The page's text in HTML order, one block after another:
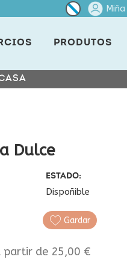
PRODUTOS
Dulce
ESTADO:
Dispoñible
Gardar
partir de 25,00 €